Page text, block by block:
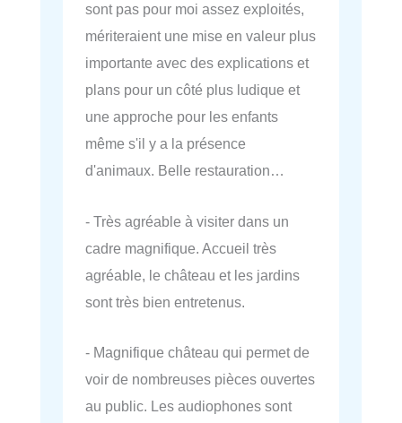
sont pas pour moi assez exploités,
mériteraient une mise en valeur plus
importante avec des explications et
plans pour un côté plus ludique et
une approche pour les enfants
même s'il y a la présence
d'animaux. Belle restauration…
- Très agréable à visiter dans un
cadre magnifique. Accueil très
agréable, le château et les jardins
sont très bien entretenus.
- Magnifique château qui permet de
voir de nombreuses pièces ouvertes
au public. Les audiophones sont